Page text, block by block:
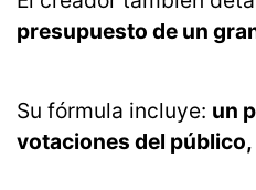
presupuesto de un
Su fórmula incluye: un
votaciones del